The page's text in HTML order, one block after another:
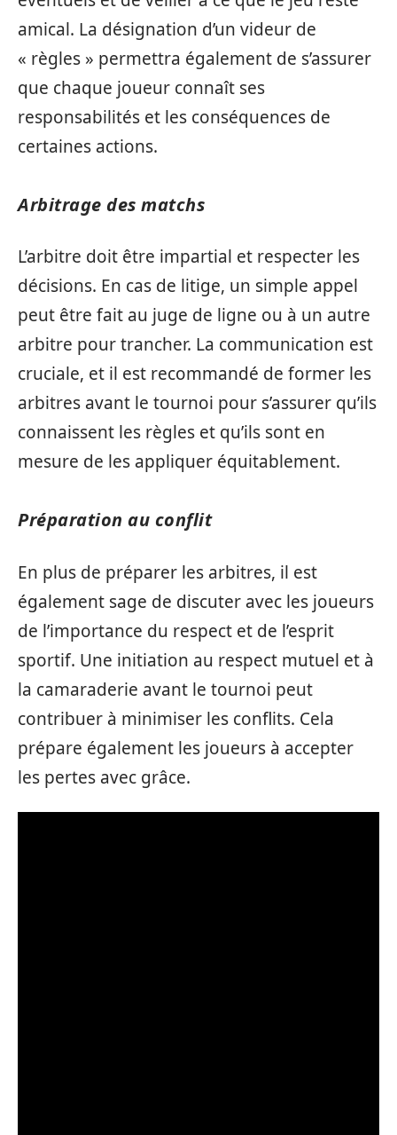
amical. La désignation d’un videur de
« règles » permettra également de s’assurer
que chaque joueur connaît ses
responsabilités et les conséquences de
certaines actions.
Arbitrage des matchs
L’arbitre doit être impartial et respecter les
décisions. En cas de litige, un simple appel
peut être fait au juge de ligne ou à un autre
arbitre pour trancher. La communication est
cruciale, et il est recommandé de former les
arbitres avant le tournoi pour s’assurer qu’ils
connaissent les règles et qu’ils sont en
mesure de les appliquer équitablement.
Préparation au conflit
En plus de préparer les arbitres, il est
également sage de discuter avec les joueurs
de l’importance du respect et de l’esprit
sportif. Une initiation au respect mutuel et à
la camaraderie avant le tournoi peut
contribuer à minimiser les conflits. Cela
prépare également les joueurs à accepter
les pertes avec grâce.